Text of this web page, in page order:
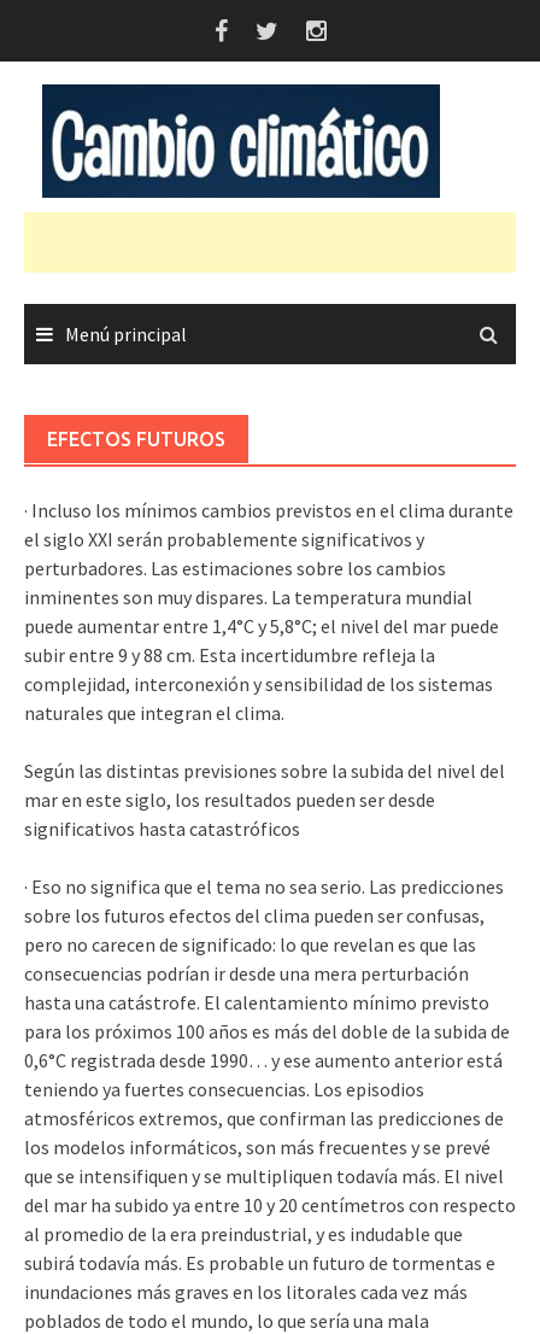
Menú principal
EFECTOS FUTUROS
· Incluso los mínimos cambios previstos en el clima durante
el siglo XXI serán probablemente significativos y
perturbadores. Las estimaciones sobre los cambios
inminentes son muy dispares. La temperatura mundial
puede aumentar entre 1,4°C y 5,8°C; el nivel del mar puede
subir entre 9 y 88 cm. Esta incertidumbre refleja la
complejidad, interconexión y sensibilidad de los sistemas
naturales que integran el clima.
Según las distintas previsiones sobre la subida del nivel del
mar en este siglo, los resultados pueden ser desde
significativos hasta catastróficos
· Eso no significa que el tema no sea serio. Las predicciones
sobre los futuros efectos del clima pueden ser confusas,
pero no carecen de significado: lo que revelan es que las
consecuencias podrían ir desde una mera perturbación
hasta una catástrofe. El calentamiento mínimo previsto
para los próximos 100 años es más del doble de la subida de
0,6°C registrada desde 1990… y ese aumento anterior está
teniendo ya fuertes consecuencias. Los episodios
atmosféricos extremos, que confirman las predicciones de
los modelos informáticos, son más frecuentes y se prevé
que se intensifiquen y se multipliquen todavía más. El nivel
del mar ha subido ya entre 10 y 20 centímetros con respecto
al promedio de la era preindustrial, y es indudable que
subirá todavía más. Es probable un futuro de tormentas e
inundaciones más graves en los litorales cada vez más
poblados de todo el mundo, lo que sería una mala